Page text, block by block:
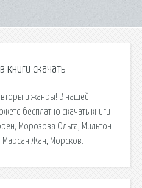
книги скачать
и жанры! В нашей
бесплатно скачать книги
Морозова Ольга, Мильтон
Марсан Жан, Морсков.